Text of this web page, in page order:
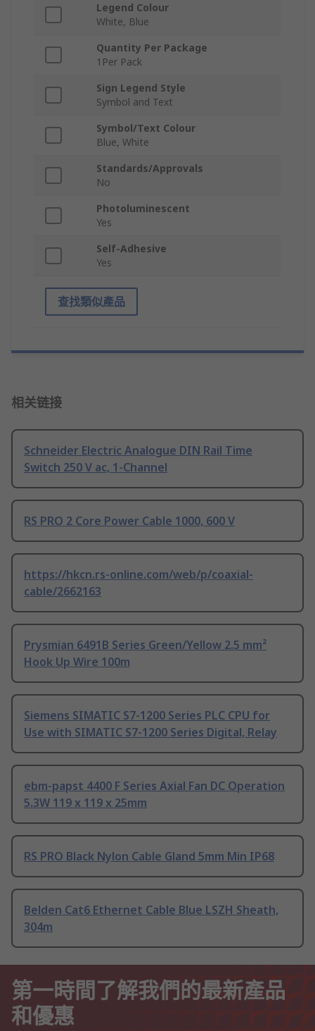
Legend Colour
White, Blue
Quantity Per Package
1Per Pack
Sign Legend Style
Symbol and Text
Symbol/Text Colour
Blue, White
Standards/Approvals
No
Photoluminescent
Yes
Self-Adhesive
Yes
查找類似產品
相关链接
Schneider Electric Analogue DIN Rail Time
Switch 250 V ac, 1-Channel
RS PRO 2 Core Power Cable 1000, 600 V
https://hkcn.rs-online.com/web/p/coaxial-
cable/2662163
Prysmian 6491B Series Green/Yellow 2.5 mm²
Hook Up Wire 100m
Siemens SIMATIC S7-1200 Series PLC CPU for
Use with SIMATIC S7-1200 Series Digital, Relay
ebm-papst 4400 F Series Axial Fan DC Operation
5.3W 119 x 119 x 25mm
RS PRO Black Nylon Cable Gland 5mm Min IP68
Belden Cat6 Ethernet Cable Blue LSZH Sheath,
304m
第一時間了解我們的最新產品
和優惠